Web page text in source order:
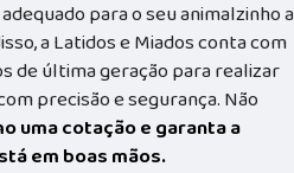
para o seu animalzinho a
a Latidos e Miados conta com
de última geração para realizar
precisão e segurança. Não
uma cotação e garanta a
em boas mãos.